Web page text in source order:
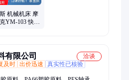
机械机床 摩
YM-103 快捷
有限公司
洽谈
及时 出价迅速
真实性已核验